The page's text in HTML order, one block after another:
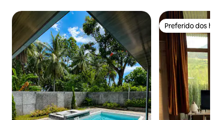
Preferido dos
Preferido dos